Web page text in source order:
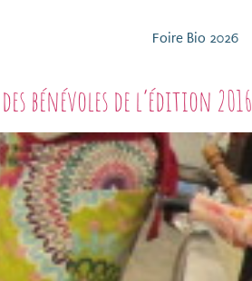
Foire Bio 2026
bénévoles de l’édition 2016